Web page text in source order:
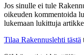
Jos sinulle ei tule
oikeuden kommentoida
lukemaan lukittuja
Tilaa Rakennuslehti tästä